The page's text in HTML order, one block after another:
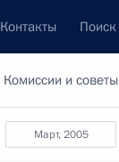
Контакты Поиск
Комиссии и советы
март, 2005